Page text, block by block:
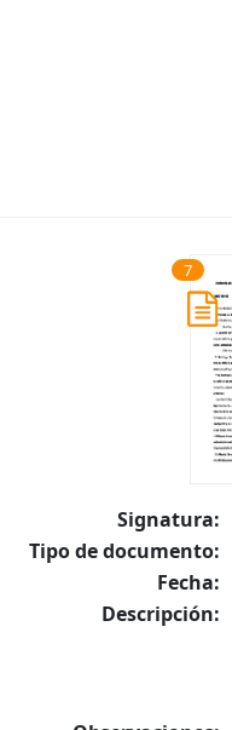
7
Signatura:
Tipo de documento:
Fecha:
Descripción: